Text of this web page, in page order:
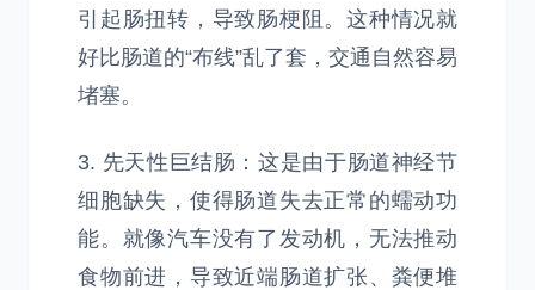
引起肠扭转，导致肠梗阻。这种情况就
好比肠道的“布线”乱了套，交通自然容易
堵塞。
3. 先天性巨结肠：这是由于肠道神经节
细胞缺失，使得肠道失去正常的蠕动功
能。就像汽车没有了发动机，无法推动
食物前进，导致近端肠道扩张、粪便堆